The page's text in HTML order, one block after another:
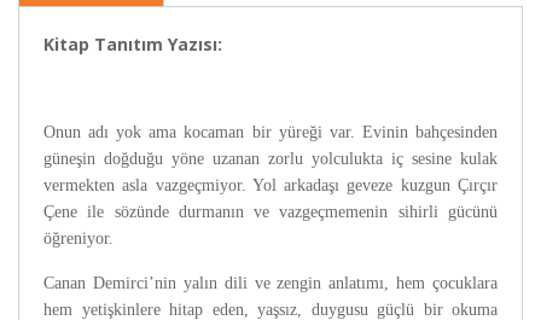
Kitap Tanıtım Yazısı:
Onun adı yok ama kocaman bir yüreği var. Evinin bahçesinden
güneşin doğduğu yöne uzanan zorlu yolculukta iç sesine kulak
vermekten asla vazgeçmiyor. Yol arkadaşı geveze kuzgun Çırçır
Çene ile sözünde durmanın ve vazgeçmemenin sihirli gücünü
öğreniyor.
Canan Demirci’nin yalın dili ve zengin anlatımı, hem çocuklara
hem yetişkinlere hitap eden, yaşsız, duygusu güçlü bir okuma